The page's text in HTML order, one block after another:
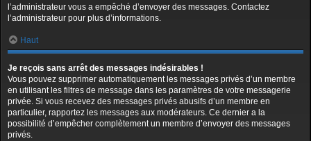
l’administrateur vous a empêché d’envoyer des messages. Contactez
l’administrateur pour plus d’informations.
Haut
Je reçois sans arrêt des messages indésirables !
Vous pouvez supprimer automatiquement les messages privés d’un membre
en utilisant les filtres de message dans les paramètres de votre messagerie
privée. Si vous recevez des messages privés abusifs d’un membre en
particulier, rapportez les messages aux modérateurs. Ce dernier a la
possibilité d’empêcher complètement un membre d’envoyer des messages
privés.